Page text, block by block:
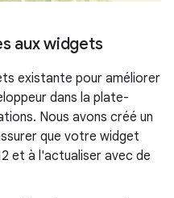
aux widgets
existante pour améliorer
dans la plate-
Nous avons créé un
que votre widget
et à l'actualiser avec de